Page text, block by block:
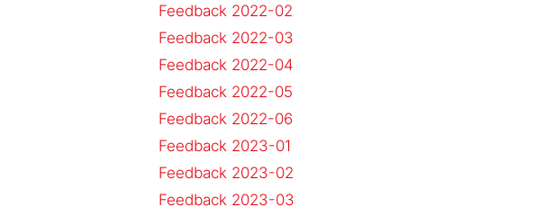
Feedback 2022-02
Feedback 2022-03
Feedback 2022-04
Feedback 2022-05
Feedback 2022-06
Feedback 2023-01
Feedback 2023-02
Feedback 2023-03